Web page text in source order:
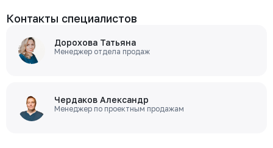
Контакты специалистов
Дорохова Татьяна
Менеджер отдела продаж
Чердаков Александр
Менеджер по проектным продажам